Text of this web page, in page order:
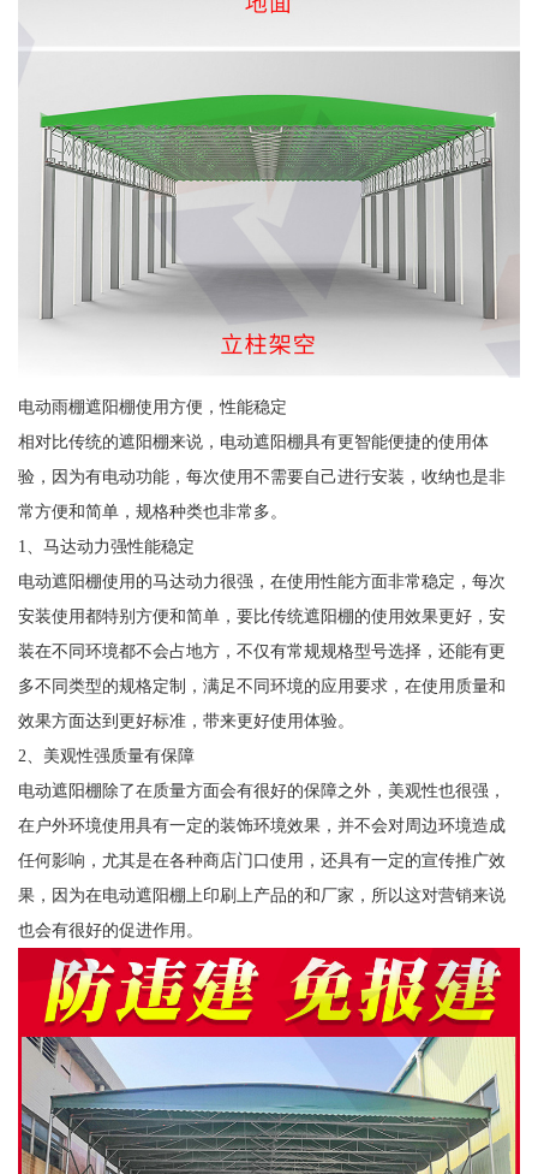
电动雨棚遮阳棚使用方便，性能稳定
相对比传统的遮阳棚来说，电动遮阳棚具有更智能便捷的使用体
验，因为有电动功能，每次使用不需要自己进行安装，收纳也是非
常方便和简单，规格种类也非常多。
1、马达动力强性能稳定
电动遮阳棚使用的马达动力很强，在使用性能方面非常稳定，每次
安装使用都特别方便和简单，要比传统遮阳棚的使用效果更好，安
装在不同环境都不会占地方，不仅有常规规格型号选择，还能有更
多不同类型的规格定制，满足不同环境的应用要求，在使用质量和
效果方面达到更好标准，带来更好使用体验。
2、美观性强质量有保障
电动遮阳棚除了在质量方面会有很好的保障之外，美观性也很强，
在户外环境使用具有一定的装饰环境效果，并不会对周边环境造成
任何影响，尤其是在各种商店门口使用，还具有一定的宣传推广效
果，因为在电动遮阳棚上印刷上产品的和厂家，所以这对营销来说
也会有很好的促进作用。